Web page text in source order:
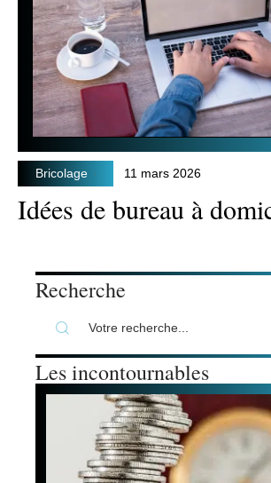
Bricolage 11 mars 2026
Idées de bureau à
Recherche
Les incontournables